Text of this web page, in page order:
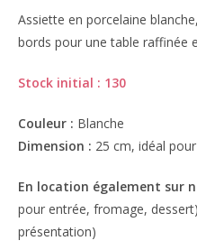
Assiette en porcelaine
bords pour une table raffinée
Stock initial : 130
Couleur : Blanche
Dimension : 25 cm, idéal
En location également sur
pour entrée, fromage,
présentation)